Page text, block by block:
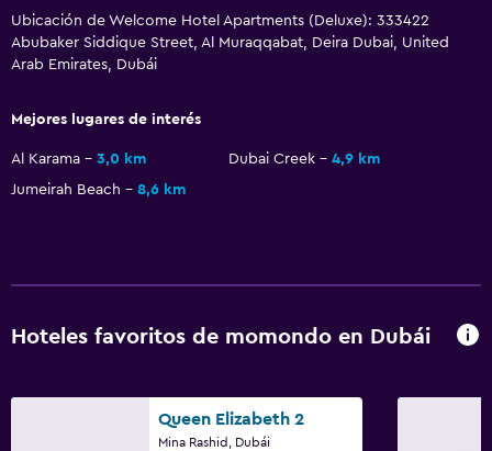
Ubicación de Welcome Hotel Apartments (Deluxe): 333422
Abubaker Siddique Street, Al Muraqqabat, Deira Dubai, United
Arab Emirates, Dubái
Mejores lugares de interés
Al Karama 3,0 km Dubai Creek
4,9 km
Jumeirah Beach
8,6 km
Hoteles favoritos de momondo en Dubái
Queen Elizabeth 2
Mina Rashid, Dubái